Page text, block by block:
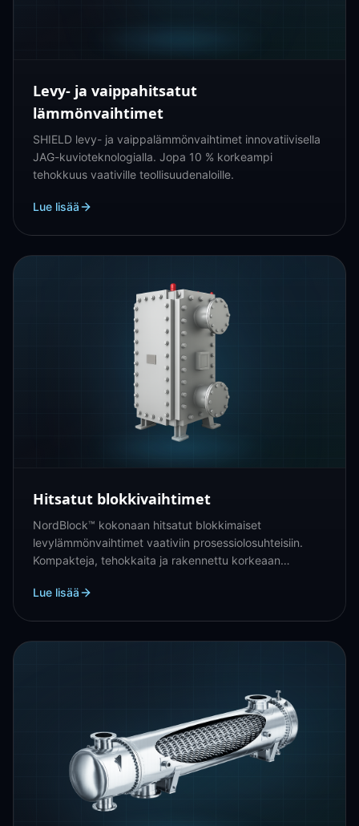
Levy- ja vaippahitsatut
lämmönvaihtimet
SHIELD levy- ja vaippalämmönvaihtimet innovatiivisella
JAG-kuvioteknologialla. Jopa 10 % korkeampi
tehokkuus vaativille teollisuudenaloille.
Lue lisää
Hitsatut blokkivaihtimet
NordBlock™ kokonaan hitsatut blokkimaiset
levylämmönvaihtimet vaativiin prosessiolosuhteisiin.
Kompakteja, tehokkaita ja rakennettu korkeaan
Lue lisää